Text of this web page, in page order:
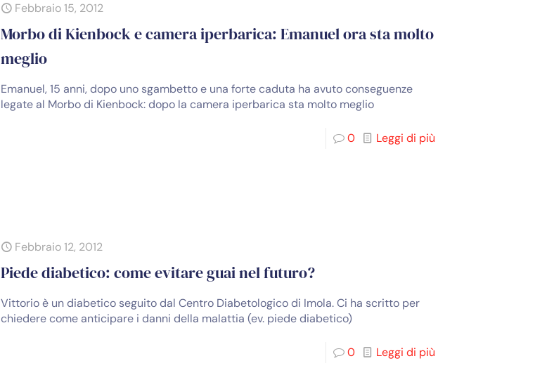
Febbraio 15, 2012
Morbo di Kienbock e camera iperbarica: Emanuel ora sta molto
meglio
Emanuel, 15 anni, dopo uno sgambetto e una forte caduta ha avuto conseguenze
legate al Morbo di Kienbock: dopo la camera iperbarica sta molto meglio
0 Leggi di più
Febbraio 12, 2012
Piede diabetico: come evitare guai nel futuro?
Vittorio è un diabetico seguito dal Centro Diabetologico di Imola. Ci ha scritto per
chiedere come anticipare i danni della malattia (ev. piede diabetico)
0 Leggi di più